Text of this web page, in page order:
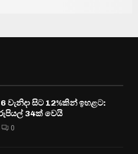
වැනිදා සිට 12%කින් ඉහළට:
34ක් වෙයි
0